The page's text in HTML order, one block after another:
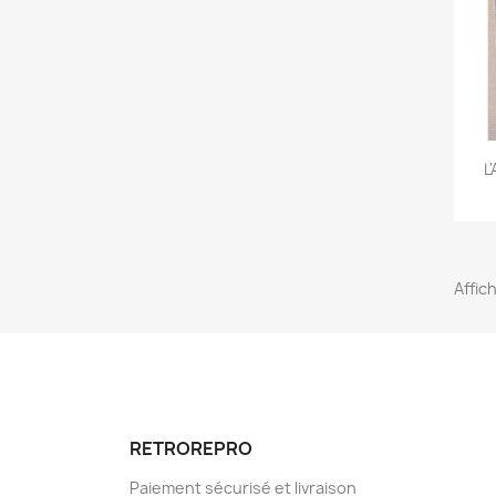
RETROREPRO
Paiement sécurisé et livraison